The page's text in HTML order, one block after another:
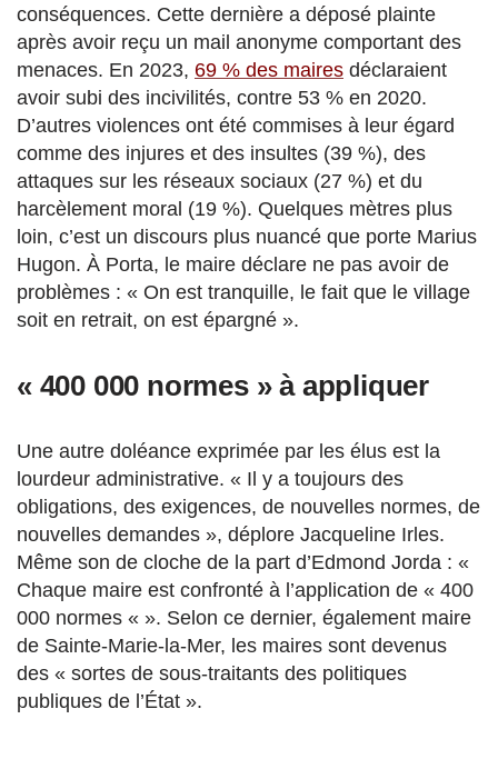
conséquences. Cette dernière a déposé plainte
après avoir reçu un mail anonyme comportant des
menaces. En 2023, 69 % des maires déclaraient
avoir subi des incivilités, contre 53 % en 2020.
D’autres violences ont été commises à leur égard
comme des injures et des insultes (39 %), des
attaques sur les réseaux sociaux (27 %) et du
harcèlement moral (19 %). Quelques mètres plus
loin, c’est un discours plus nuancé que porte Marius
Hugon. À Porta, le maire déclare ne pas avoir de
problèmes : « On est tranquille, le fait que le village
soit en retrait, on est épargné ».
« 400 000 normes » à appliquer
Une autre doléance exprimée par les élus est la
lourdeur administrative. « Il y a toujours des
obligations, des exigences, de nouvelles normes, de
nouvelles demandes », déplore Jacqueline Irles.
Même son de cloche de la part d’Edmond Jorda : «
Chaque maire est confronté à l’application de « 400
000 normes « ». Selon ce dernier, également maire
de Sainte-Marie-la-Mer, les maires sont devenus
des « sortes de sous-traitants des politiques
publiques de l’État ».